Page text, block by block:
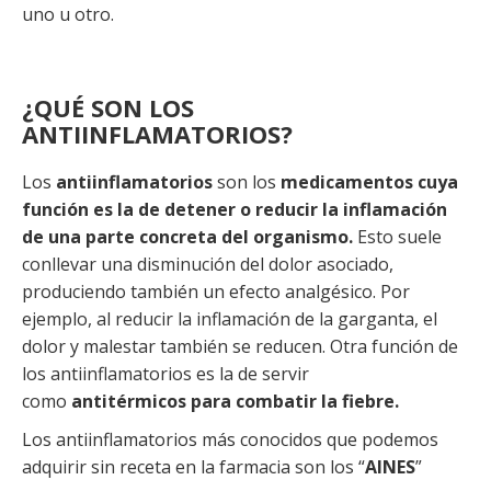
uno u otro.
¿QUÉ SON LOS
ANTIINFLAMATORIOS?
Los antiinflamatoriosson los medicamentos cuya
función es la de detener o reducir la inflamación
de una parte concreta del organismo. Esto suele
conllevar una disminución del dolor asociado,
produciendo también un efecto analgésico. Por
ejemplo, al reducir la inflamación de la garganta, el
dolor y malestar también se reducen. Otra función de
los antiinflamatorios es la de servir
como antitérmicos para combatir la fiebre.
Los antiinflamatorios más conocidos que podemos
adquirir sin receta en la farmacia son los “AINES”